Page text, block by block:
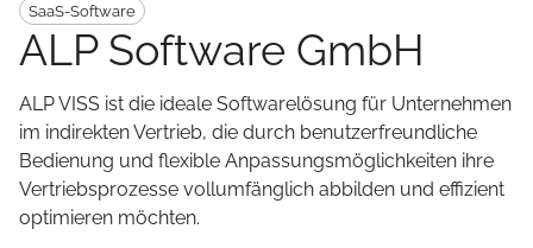
SaaS-Software
ALP Software GmbH
ALP VISS ist die ideale Softwarelösung für Unternehmen
im indirekten Vertrieb, die durch benutzerfreundliche
Bedienung und flexible Anpassungsmöglichkeiten ihre
Vertriebsprozesse vollumfänglich abbilden und effizient
optimieren möchten.